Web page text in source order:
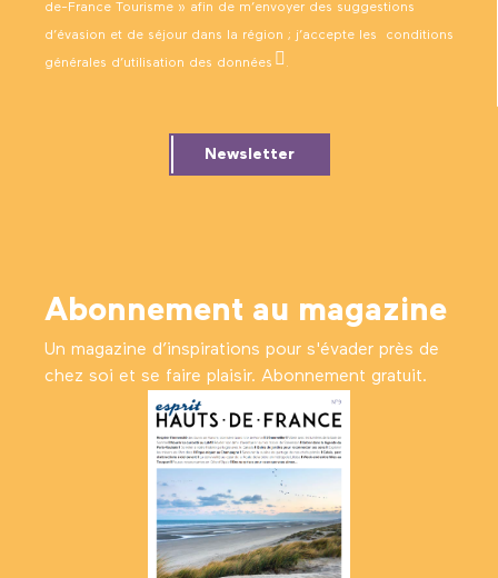
de-France Tourisme » afin de m’envoyer des suggestions
d’évasion et de séjour dans la région ; j’accepte les conditions
générales d’utilisation des données .
Newsletter
Abonnement au magazine
Un magazine d’inspirations pour s'évader près de
chez soi et se faire plaisir. Abonnement gratuit.